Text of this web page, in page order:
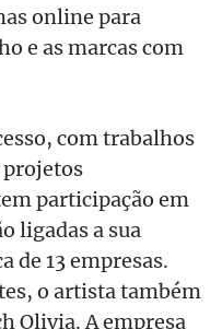
online para
e as marcas com
com trabalhos
projetos
participação em
ligadas a sua
de 13 empresas.
o artista também
Olivia. A empresa